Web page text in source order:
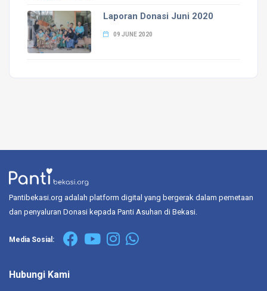
Laporan Donasi Juni 2020
09 JUNE 2020
Pantibekasi.org adalah platform digital yang bergerak dalam pemetaan
dan penyaluran Donasi kepada Panti Asuhan di Bekasi.
Media Sosial:
Hubungi Kami